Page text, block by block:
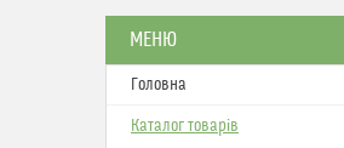
Головна
Каталог товарів